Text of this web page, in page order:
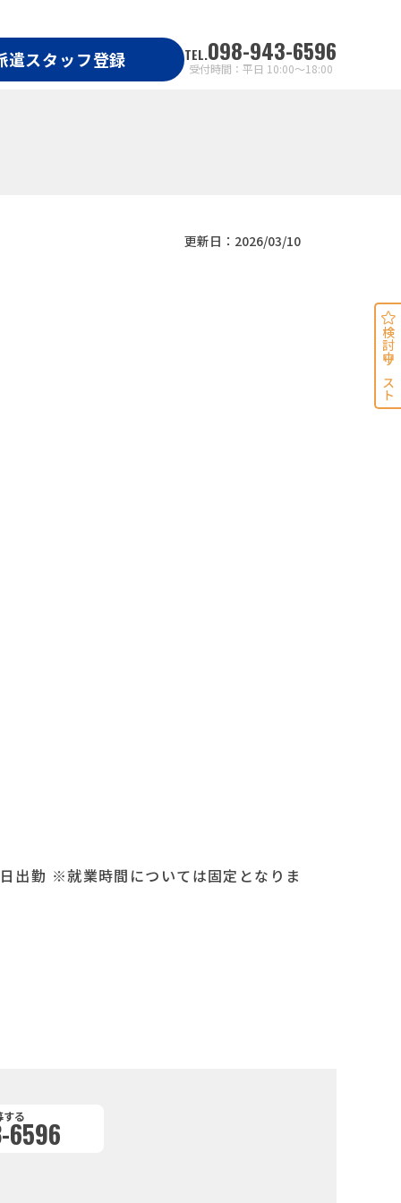
遣スタッフ登録 TEL.098-943-6596
受付時間：平日 10:00～18:00
検討中リスト
更新日：2026/03/10
出勤 ※就業時間については固定となりま
する
6596